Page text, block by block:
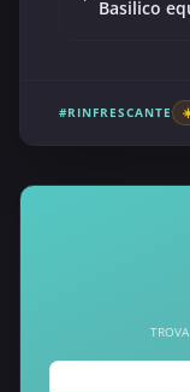
Basilico
#RINFRESCANTE